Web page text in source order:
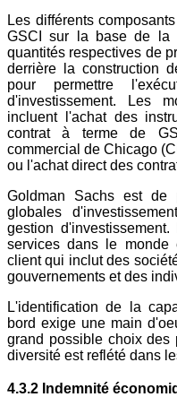
Les différents
GSCI sur la base de la
quantités respectives de
derrière la construction
pour permettre
d'investissement. Les
incluent l'achat des
contrat à terme de
commercial de Chicago
ou l'achat direct des
Goldman Sachs est de
globales
gestion
services dans le
client qui inclut des
gouvernements et des
L'identification de la
bord exige une main
grand possible choix des
diversité est reflété dans
4.3.2 Indemnité